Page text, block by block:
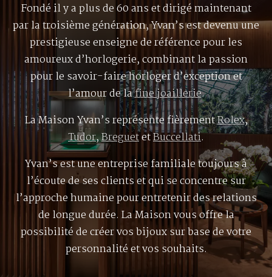
Fondé il y a plus de 60 ans et dirigé maintenant
par la troisième génération, Yvan’s est devenu une
prestigieuse enseigne de référence pour les
amoureux d’horlogerie, combinant la passion
pour le savoir-faire horloger d’exception et
l’amour de lafine joaillerie.
La Maison Yvan’s représente fièrementRolex,
Tudor,BreguetetBuccellati.
Yvan’s est une entreprise familiale toujours à
l’écoute de ses clients et qui se concentre sur
l’approche humaine pour entretenir des relations
de longue durée. La Maison vous offre la
possibilité de créer vos bijoux sur base de votre
personnalité et vos souhaits.